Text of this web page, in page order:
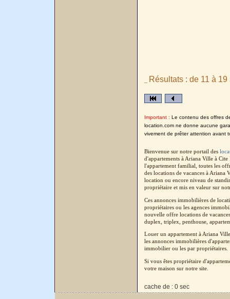
Résultats : de 11 à 19
Important : Le contenu des offres
location.com ne donne aucune
vivement de prêter attention avant
Bienvenue sur notre portail des
d'appartements à Ariana Ville à
l'appartement familial, toutes les
des locations de vacances à Ariana
location ou encore niveau de
propriétaire et mis en valeur sur
Ces annonces immobilières de
propriétaires ou les agences
nouvelle offre locations de
duplex, triplex, penthouse,
Louer un appartement à Ariana
les annonces immobilières
immobilier ou les par propriétaires.
Si vous êtes propriétaire
votre maison sur notre site.
cache de : 0 sec